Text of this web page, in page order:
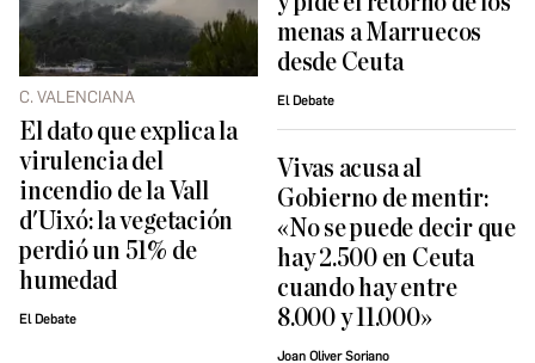
C. VALENCIANA
El dato que explica la
virulencia del
incendio de la Vall
d'Uixó: la vegetación
perdió un 51% de
humedad
El Debate
menas a Marruecos
desde Ceuta
El Debate
Vivas acusa al
Gobierno de mentir:
«No se puede decir que
hay 2.500 en Ceuta
cuando hay entre
8.000 y 11.000»
Joan Oliver Soriano